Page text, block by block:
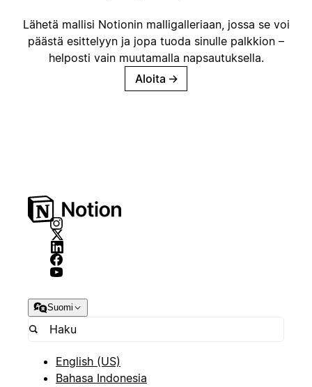
Lähetä mallisi Notionin malligalleriaan, jossa se voi
päästä esittelyyn ja jopa tuoda sinulle palkkion –
helposti vain muutamalla napsautuksella.
Aloita →
Suomi
English (US)
Bahasa Indonesia